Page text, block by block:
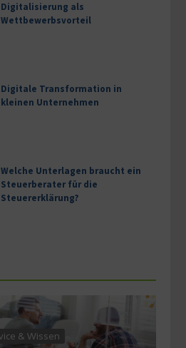
Digitalisierung als
Wettbewerbsvorteil
Digitale Transformation in
kleinen Unternehmen
Welche Unterlagen braucht ein
Steuerberater für die
Steuererklärung?